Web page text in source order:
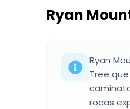
Ryan
Ryan
Tree
rocas